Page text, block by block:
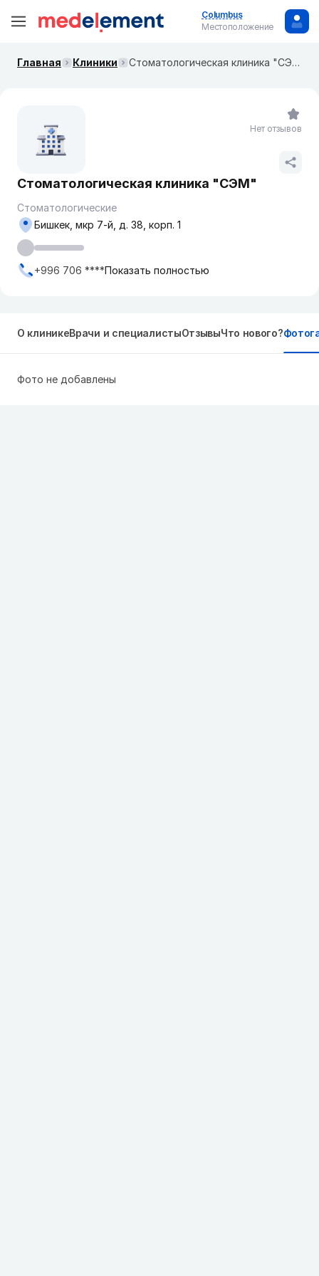
Columbus
Местоположение
Главная Клиники Стоматологическая клиника "СЭМ"
Стоматологическая клиника "СЭМ"
Стоматологические
Бишкек, мкр ​7-й, д. 38, корп. 1
+996 706 ****Показать полностью
Нет отзывов
О клиникеВрачи и специалистыОтзывыЧто нового?
Фото не добавлены